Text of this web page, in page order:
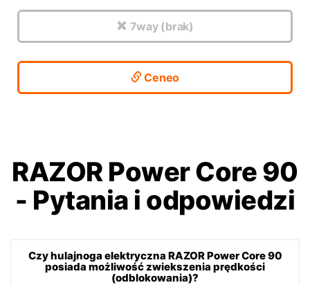
7way (brak)
Ceneo
RAZOR Power Core 90
- Pytania i odpowiedzi
Czy hulajnoga elektryczna RAZOR Power Core 90
posiada możliwość zwiekszenia prędkości
(odblokowania)?